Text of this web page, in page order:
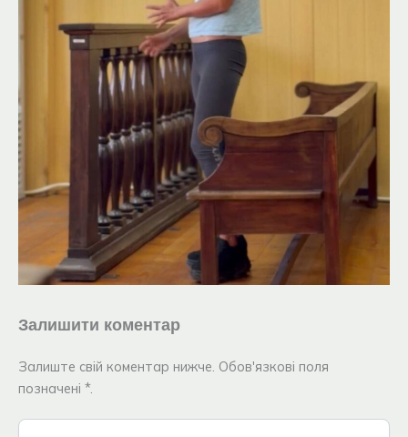
Залишити коментар
Залиште свій коментар нижче. Обов'язкові поля
позначені *.
Введіть